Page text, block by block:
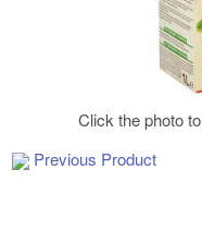
Click the photo
Previous Product